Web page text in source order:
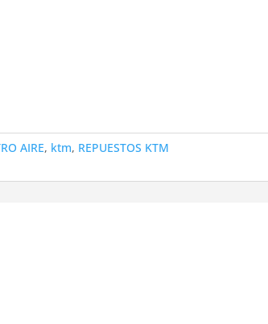
AIRE, ktm, REPUESTOS KTM